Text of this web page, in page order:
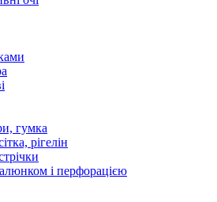
гумка
рігелін
і перфорацією